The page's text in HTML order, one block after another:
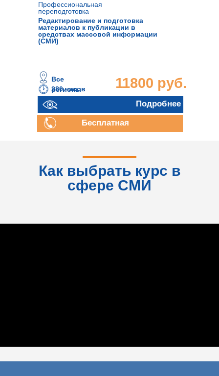
Редактирование и подготовка
материалов к публикации в
средствах массовой информации
(СМИ)
280 часов 11800 руб.
Подробнее
Бесплатная
Все
регионы
Профессиональная
переподготовка
Как выбрать курс в
сфере СМИ